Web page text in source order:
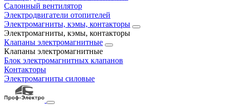
Салонный вентилятор
Электродвигатели отопителей
Электромагниты, кэмы, контакторы
Электромагниты, кэмы, контакторы
Клапаны электромагнитные
Клапаны электромагнитные
Блок электромагнитных клапанов
Контакторы
Электромагниты силовые